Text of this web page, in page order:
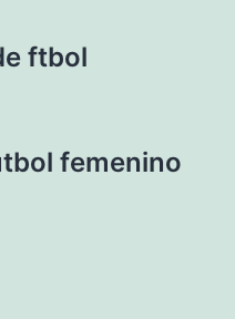
ftbol
femenino